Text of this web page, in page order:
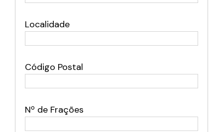
Localidade
Código Postal
Nº de Frações